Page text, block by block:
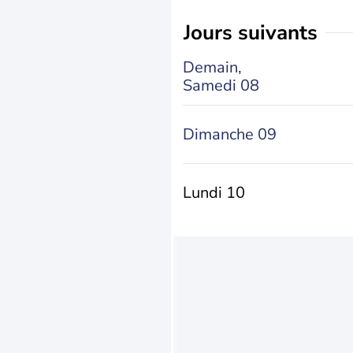
jours suivants
Demain,
Samedi 08
Dimanche 09
Lundi 10